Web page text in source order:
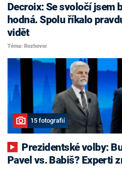
Decroix: Se svoločí jsem
hodná. Spolu říkalo
vidět
Téma: Rozhovor
15 fotografií
Pavel vs. Babiš? Experti